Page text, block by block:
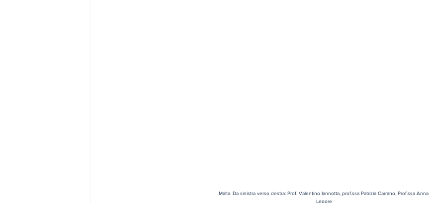
Malta. Da sinistra verso destra: Prof. Valentino Iannotta, prof.ssa Patrizia Carrano, Prof.ssa Anna
Lepore